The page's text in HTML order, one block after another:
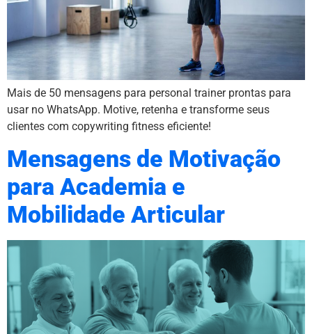
Mais de 50 mensagens para personal trainer prontas para
usar no WhatsApp. Motive, retenha e transforme seus
clientes com copywriting fitness eficiente!
Mensagens de Motivação
para Academia e
Mobilidade Articular